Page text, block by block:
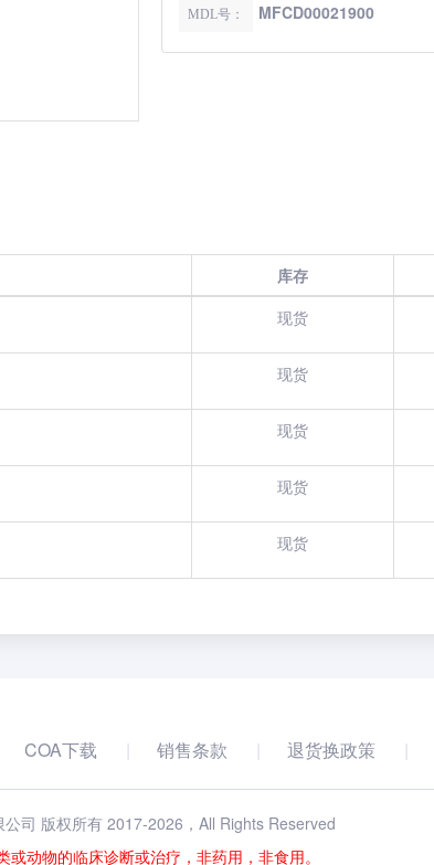
MDL号： MFCD00021900
库存
现货
现货
现货
现货
现货
COA下载 销售条款 退货换政策
司 版权所有 2017-2026 ，All Rights Reserved
动物的临床诊断或治疗，非药用，非食用。